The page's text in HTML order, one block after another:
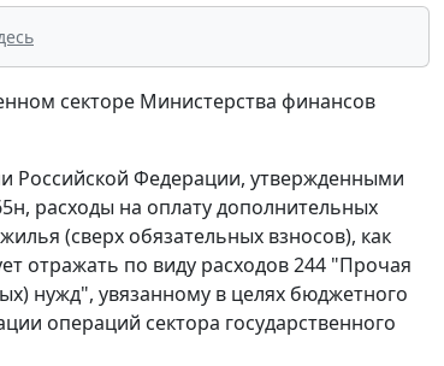
секторе Министерства финансов
Российской Федерации, утвержденными
расходы на оплату дополнительных
(сверх обязательных взносов), как
отражать по виду расходов 244 "Прочая
нужд", увязанному в целях бюджетного
операций сектора государственного